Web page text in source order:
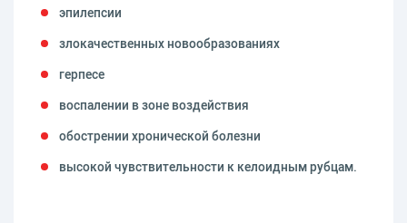
эпилепсии
злокачественных новообразованиях
герпесе
воспалении в зоне воздействия
обострении хронической болезни
высокой чувствительности к келоидным рубцам.